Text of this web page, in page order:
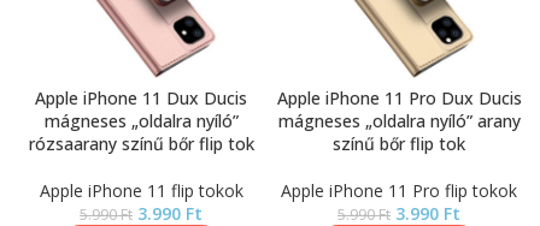
Apple iPhone 11 Dux Ducis
mágneses „oldalra nyíló”
rózsaarany színű bőr flip tok
Apple iPhone 11 flip tokok
5.990Ft 3.990 Ft
Apple iPhone 11 Pro Dux Ducis
mágneses „oldalra nyíló” arany
színű bőr flip tok
Apple iPhone 11 Pro flip tokok
5.990Ft 3.990 Ft